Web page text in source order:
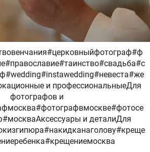
и профессиональныеДля
фотографов и
и деталиДля